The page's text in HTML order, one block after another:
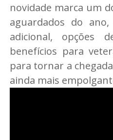
novidade marca um
aguardados do
adicional, opções
benefícios para
para tornar a
ainda mais